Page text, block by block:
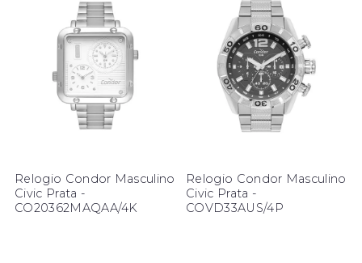
Relogio Condor Masculino
Civic Prata -
CO20362MAQAA/4K
Relogio Condor Masculino
Civic Prata -
COVD33AUS/4P